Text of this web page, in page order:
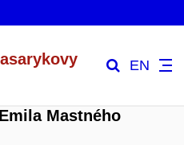
EN
Mastného